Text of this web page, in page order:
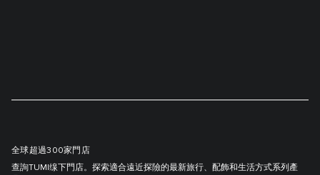
全球超過300家門店
查詢TUMI缐下門店。探索適合遠近探險的最新旅行、配飾和生活方式系列產